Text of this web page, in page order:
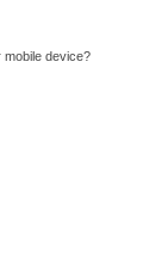
mobile device?